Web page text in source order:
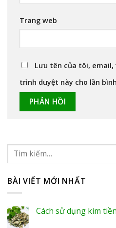
Trang web
Lưu tên của tôi,
trình duyệt này cho lần
BÀI VIẾT MỚI NHẤT
Cách sử dụng kim